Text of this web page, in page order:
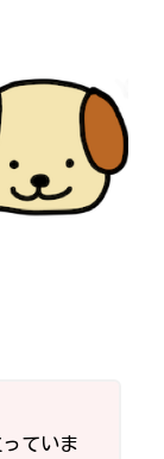
ていま